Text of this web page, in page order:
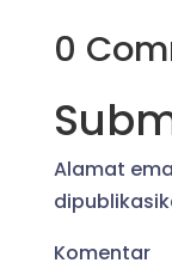
0
Alamat
Komentar